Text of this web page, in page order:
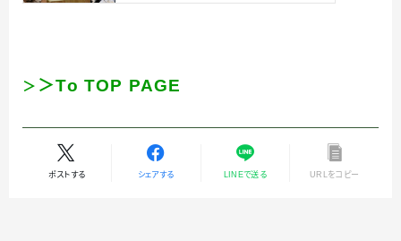
＞ ＞To TOP PAGE
ポストする シェアする LINEで送る URLをコピー